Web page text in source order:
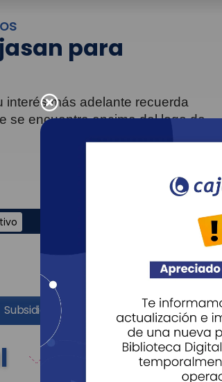
para
interés más adelante recuerda
se encuentra encima del logo de
Subsidios Recreación